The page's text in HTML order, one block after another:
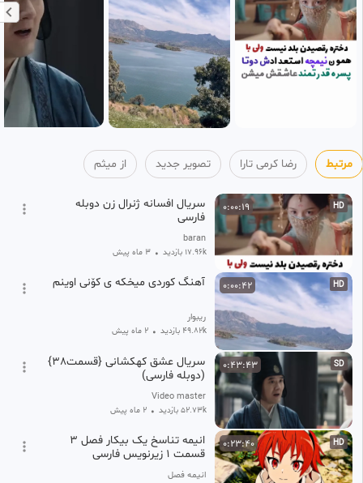
مرتبط رضا کرمی تارا تصویر جدید از میثم
HD
0:00:19
سریال افسانه ژنرال زن دوبله
فارسی
baran
17.96k بازدید • 3 ماه پیش
HD
0:00:42 آهنگ کوردی میخکه ی کۆنی اوینم
ریبوار
49.82k بازدید • 2 ماه پیش
SD
0:43:43
سریال عشق کهکشانی {قسمت38}
(دوبله فارسی)
Video master
52.73k بازدید • 2 ماه پیش
HD
0:23:40
انیمه تناسخ یک بیکار فصل ۳
قسمت ۱ زیرنویس فارسی
انیمه فصل